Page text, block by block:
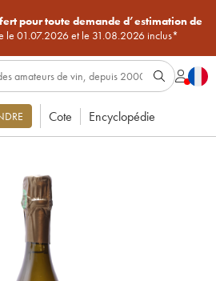
pour toute demande d’estimation de
le 01.07.2026 et le 31.08.2026 inclus*
Cote Encyclopédie